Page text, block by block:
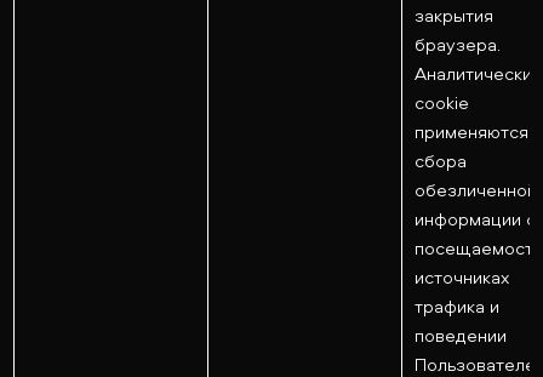
закрытия
браузера.
Аналитические
cookie
применяются
сбора
обезличенной
информации о
источниках
трафика и
поведении